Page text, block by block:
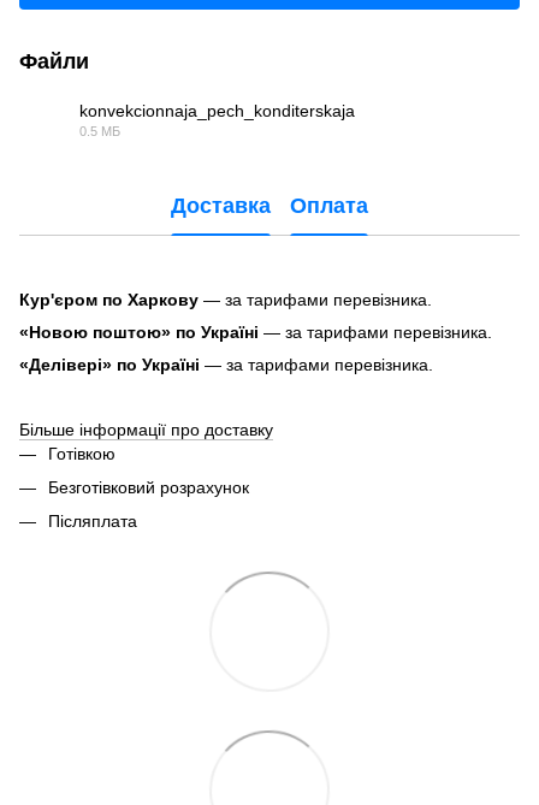
Файли
konvekcionnaja_pech_konditerskaja
0.5 МБ
Доставка Оплата
Кур'єром по Харкову — за тарифами перевізника.
«Новою поштою» по Україні — за тарифами перевізника.
«Делівері» по Україні — за тарифами перевізника.
Більше інформації про доставку
Готівкою
Безготівковий розрахунок
Післяплата